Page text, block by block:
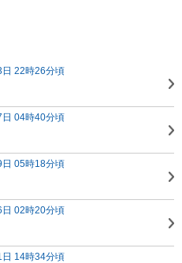
22時26分頃
04時40分頃
05時18分頃
02時20分頃
14時34分頃